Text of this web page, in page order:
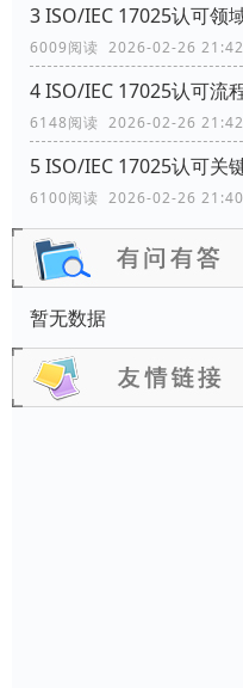
3 ISO/IEC 17025认可领
6009阅读 2026-02-26
4 ISO/IEC 17025认可流
6148阅读 2026-02-26
5 ISO/IEC 17025认可关
6100阅读 2026-02-26
暂无数据